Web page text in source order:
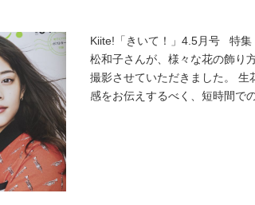
Kiite!「きいて！」4.5月号 特
松和子さんが、様々な花の飾り
撮影させていただきました。 生
感をお伝えするべく、短時間で